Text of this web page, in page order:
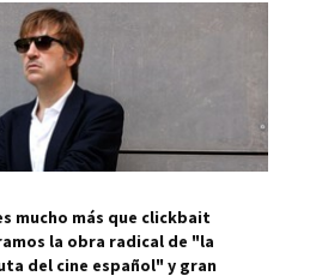
mucho más que clickbait
la obra radical de "la
del cine español" y gran